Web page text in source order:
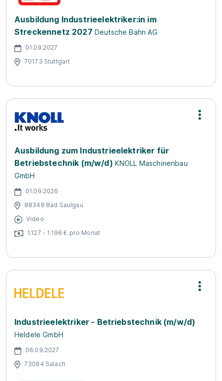
Ausbildung Industrieelektriker:in im
Streckennetz 2027 Deutsche Bahn AG
01.09.2027
70173 Stuttgart
Ausbildung zum Industrieelektriker für
Betriebstechnik (m/w/d) KNOLL Maschinenbau
GmbH
01.09.2026
88348 Bad Saulgau
Video
1.127 - 1.198 € pro Monat
In­dus­trie­elek­tri­ker - Be­triebs­tech­nik (m/w/d)
Heldele GmbH
06.09.2027
73084 Salach